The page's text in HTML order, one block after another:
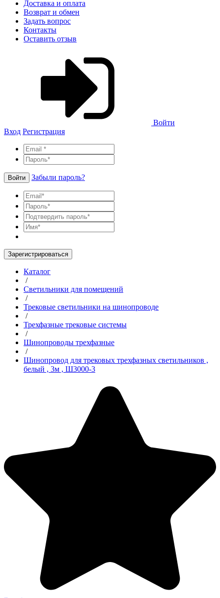
Доставка и оплата
Возврат и обмен
Задать вопрос
Контакты
Оставить отзыв
Войти
Вход Регистрация
Войти Забыли пароль?
Зарегистрироваться
Каталог
/
Светильники для помещений
/
Трековые светильники на шинопроводе
/
Трехфазные трековые системы
/
Шинопроводы трехфазные
/
Шинопровод для трековых трехфазных светильников ,
белый , 3м , Ш3000-3